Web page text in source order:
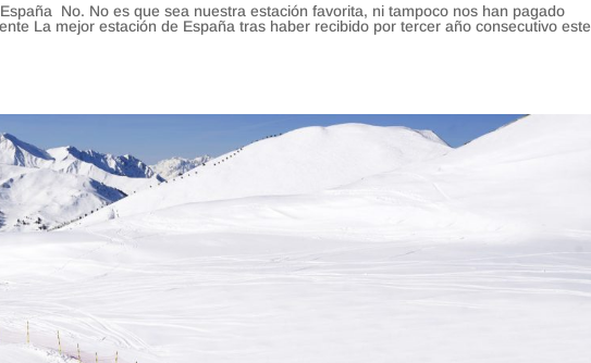
No. No es que sea nuestra estación favorita, ni tampoco nos han pagado
La mejor estación de España tras haber recibido por tercer año consecutivo este